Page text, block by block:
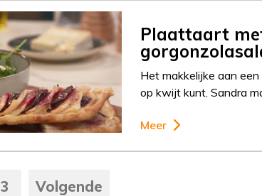
Plaattaart
Het makkelijke aan
op kwijt kunt. Sandra
Meer
3 Volgende